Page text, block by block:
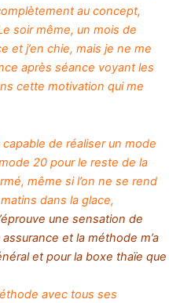
au concept,
soir même, un mois de
et j’en chie, mais je ne me
après séance voyant les
cette motivation qui me
de réaliser un mode
20 pour le reste de la
même si l’on ne se rend
dans la glace,
une sensation de
et la méthode m’a
et pour la boxe thaïe que
avec tous ses